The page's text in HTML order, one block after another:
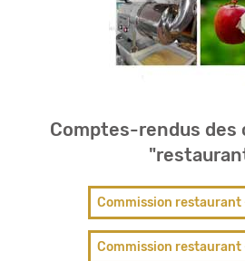
Comptes-rendus des
Commission restaurant
Commission restaurant